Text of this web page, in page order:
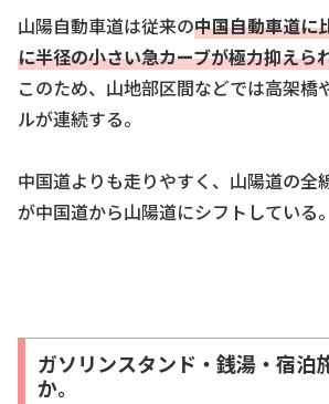
山陽自動車道は従来の中国自動車道に
に半径の小さい急カーブが極力抑えら
このため、山地部区間などでは高架橋
ルが連続する。
中国道よりも走りやすく、山陽道の全
が中国道から山陽道にシフトしている。
ガソリンスタンド・銭湯・宿泊
か。